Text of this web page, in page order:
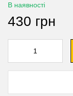
В наявності
430 грн